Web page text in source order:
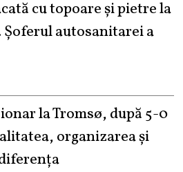
cu topoare și pietre la
autosanitarei a
la Tromsø, după 5-0
organizarea și